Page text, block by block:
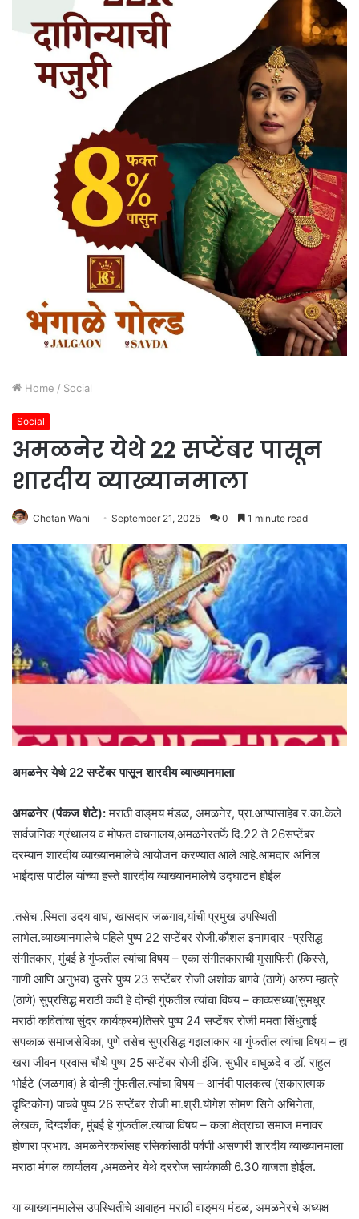
Home / Social
Social
अमळनेर येथे 22 सप्टेंबर पासून
शारदीय व्याख्यानमाला
Chetan Wani September 21, 2025 0 1 minute read
अमळनेर येथे 22 सप्टेंबर पासून शारदीय व्याख्यानमाला
अमळनेर (पंकज शेटे):मराठी वाङ्‌मय मंडळ, अमळनेर, प्रा.आप्पासाहेब र.का.केले
सार्वजनिक ग्रंथालय व मोफत वाचनालय,अमळनेरतर्फे दि.22 ते 26सप्टेंबर
दरम्यान शारदीय व्याख्यानमालेचे आयोजन करण्यात आले आहे.आमदार अनिल
भाईदास पाटील यांच्या हस्ते शारदीय व्याख्यानमालेचे उद्घाटन होईल
.तसेच .स्मिता उदय वाघ, खासदार जळगाव,यांची प्रमुख उपस्थिती
लाभेल.व्याख्यानमालेचे पहिले पुष्प 22 सप्टेंबर रोजी.कौशल इनामदार -प्रसिद्ध
संगीतकार, मुंबई हे गुंफतील त्यांचा विषय – एका संगीतकाराची मुसाफिरी (किस्से,
गाणी आणि अनुभव) दुसरे पुष्प 23 सप्टेंबर रोजी अशोक बागवे (ठाणे) अरुण म्हात्रे
(ठाणे) सुप्रसिद्ध मराठी कवी हे दोन्ही गुंफतील त्यांचा विषय – काव्यसंध्या(सुमधुर
मराठी कवितांचा सुंदर कार्यक्रम)तिसरे पुष्प 24 सप्टेंबर रोजी ममता सिंधुताई
सपकाळ समाजसेविका, पुणे तसेच सुप्रसिद्ध गझलाकार या गुंफतील त्यांचा विषय – हा
खरा जीवन प्रवास चौथे पुष्प 25 सप्टेंबर रोजी इंजि. सुधीर वाघुळदे व डॉ. राहुल
भोईटे (जळगाव) हे दोन्ही गुंफतील.त्यांचा विषय – आनंदी पालकत्व (सकारात्मक
दृष्टिकोन) पाचवे पुष्प 26 सप्टेंबर रोजी मा.श्री.योगेश सोमण सिने अभिनेता,
लेखक, दिग्दर्शक, मुंबई हे गुंफतील.त्यांचा विषय – कला क्षेत्राचा समाज मनावर
होणारा प्रभाव. अमळनेरकरांसह रसिकांसाठी पर्वणी असणारी शारदीय व्याख्यानमाला
मराठा मंगल कार्यालय ,अमळनेर येथे दररोज सायंकाळी 6.30 वाजता होईल.
या व्याख्यानमालेस उपस्थितीचे आवाहन मराठी वाङ्‌मय मंडळ, अमळनेरचे अध्यक्ष